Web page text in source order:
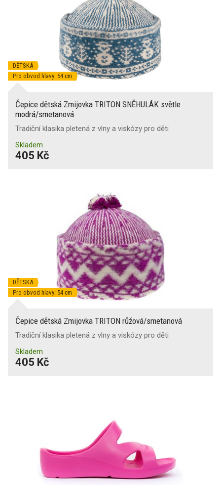
DĚTSKÁ
Pro obvod hlavy: 54 cm
Čepice dětská Zmijovka TRITON SNĚHULÁK světle
modrá/smetanová
Tradiční klasika pletená z vlny a viskózy pro děti
Skladem
405 Kč
DĚTSKÁ
Pro obvod hlavy: 54 cm
Čepice dětská Zmijovka TRITON růžová/smetanová
Tradiční klasika pletená z vlny a viskózy pro děti
Skladem
405 Kč